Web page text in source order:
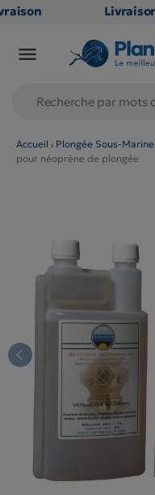
Livraison
en point
79€
(hors
produits
éligibles)

Accueil Plongée Sous-Marine
pour néoprène de plongée